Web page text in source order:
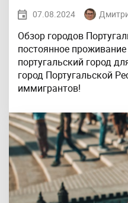
07.08.2024
Обзор городов
постоянное
португальский город
город Португальской
иммигрантов!